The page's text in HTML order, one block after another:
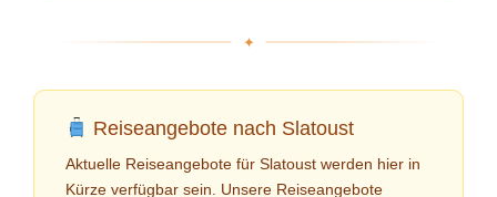
Reiseangebote nach Slatoust
Aktuelle Reiseangebote für Slatoust werden hier in
Kürze verfügbar sein. Unsere Reiseangebote